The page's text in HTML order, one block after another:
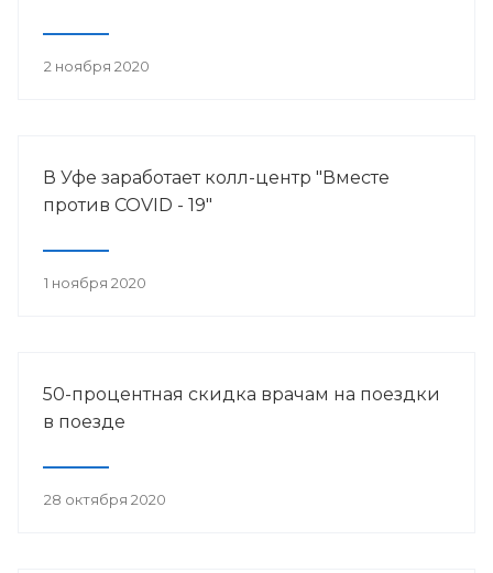
2 ноября 2020
В Уфе заработает колл-центр "Вместе
против COVID - 19"
1 ноября 2020
50-процентная скидка врачам на поездки
в поезде
28 октября 2020